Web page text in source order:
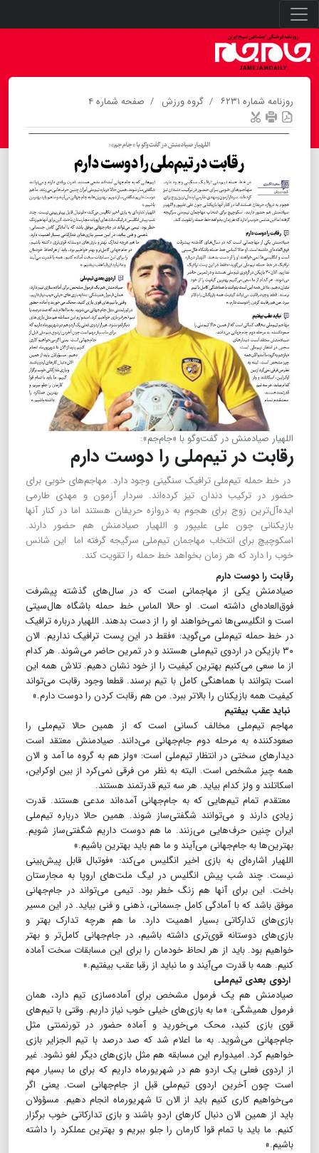
روزنامه شماره ۶۲۳۱ گروه ورزش صفحه شماره ۴
اللهیار صیادمنش در گفت‌وگو با «جام‌جم»:
رقابت در تیم‌ملی را دوست دارم
در خط حمله تیم‌ملی ترافیک سنگینی وجود دارد. مهاجم‌های خوبی برای
حضور در ترکیب دندان تیز کرده‌اند. سردار آزمون و مهدی طارمی
ایده‌آل‌ترین زوج برای هجوم به دروازه حریفان هستند اما در کنار آنها
بازیکنانی چون علی علیپور و اللهیار صیادمنش هم حضور دارند.
اسکوچیچ برای انتخاب مهاجمان تیم‌ملی سرگیجه گرفته اما این شانس
خوب را دارد که هر زمان بخواهد خط حمله را تقویت کند.
رقابت را دوست دارم
صیادمنش یکی از مهاجمانی است که در سال‌های گذشته پیشرفت
فوق‌العاده‌ای داشته است. او حالا الماس خط حمله باشگاه هال‌سیتی
است و انگلیسی‌ها نمی‌خواهند او را از دست بدهند. اللهیار درباره ترافیک
در خط حمله تیم‌ملی می‌گوید: «فقط در این پست ترافیک نداریم. الان
۳۰ بازیکن در اردوی‌ تیم‌ملی هستند و در تمرین حاضر می‌شوند. هر کدام
از ما سعی می‌کنیم بهترین کیفیت را از خود نشان دهیم. تلاش همه این
است بتوانند با هماهنگی کامل با تیم برسند. قطعا وجود رقابت می‌تواند
کیفیت همه بازیکنان را بالاتر ببرد. من هم رقابت کردن را دوست دارم.»
نباید عقب بیفتیم
مهاجم تیم‌ملی مخالف کسانی است که از همین حالا تیم‌ملی را
صعود‌کننده به مرحله دوم جام‌جهانی می‌دانند. صیادمنش معتقد است
دیدارهای سختی در انتظار تیم‌ملی است: «ولز هم به گروه ما آمد و الان
همه چیز مشخص است. البته به نظر من فرقی نمی‌کرد از بین اوکراین،
اسکاتلند و ولز کدام بیاید. هر سه تیم قدرتمند هستند.
معتقدم تمام تیم‌هایی که به جام‌جهانی آمده‌اند مدعی هستند. قدرت
زیادی دارند و می‌توانند شگفتی‌ساز شوند. همین حالا درباره تیم‌ملی
ایران چنین حرف‌هایی می‌زنند. ما هم دوست داریم شگفتی‌ساز شویم.
بهترین‌ها به جام‌جهانی می‌آیند و ما هم باید بهترین باشیم.»
اللهیار اشاره‌ای به بازی اخیر انگلیس می‌کند: «فوتبال قابل پیش‌بینی
نیست. چند شب پیش انگلیس در لیگ ملت‌های اروپا به مجارستان
باخت. این برای آنها هم زنگ خطر بود. تیمی می‌تواند در جام‌جهانی
موفق باشد که با آمادگی کامل جسمانی، ذهنی و فنی بیاید. در این مسیر
بازی‌های تدارکاتی بسیار اهمیت دارد. ما هم هرچه تدارک بهتر و
بازی‌های دوستانه قوی‌تری داشته باشیم، در جام‌جهانی کامل‌تر و بهتر
خواهیم بود. باید از هر لحاظ خودمان را برای این مسابقات سخت آماده
کنیم. همه با قدرت می‌آیند و ما نباید از رقبا عقب بیفتیم.»
اردوی بعدی تیم‌ملی
صیادمنش هم یک فرمول مشخص برای آماده‌سازی تیم دارد، همان
فرمول همیشگی: «ما به بازی‌های خیلی خوب نیاز داریم. وقتی با تیم‌های
قوی بازی کنید، محک می‌خورید و آماده حضور در تورنمنتی مثل
جام‌جهانی می‌شوید. به ما اعلام شد که صد درصد با تیم الجزایر بازی
خواهیم کرد. امیدوارم این مسابقه هم مثل بازی‌های دیگر لغو نشود. غیر
از اردوی فعلی یک اردو هم در شهریورماه داریم که برای ما بسیار مهم
است چون آخرین اردوی تیم‌ملی قبل از جام‌جهانی است. یعنی اگر
می‌خواهیم کاری کنیم باید از الان تا شهریورماه انجام دهیم. مسؤولان
باید از همین الان دنبال کارهای اردو باشند و بازی تدارکاتی خوب برگزار
کنیم. ما باید با تمام قوا کارمان را جلو ببریم و بهترین عملکرد را داشته
باشیم.»